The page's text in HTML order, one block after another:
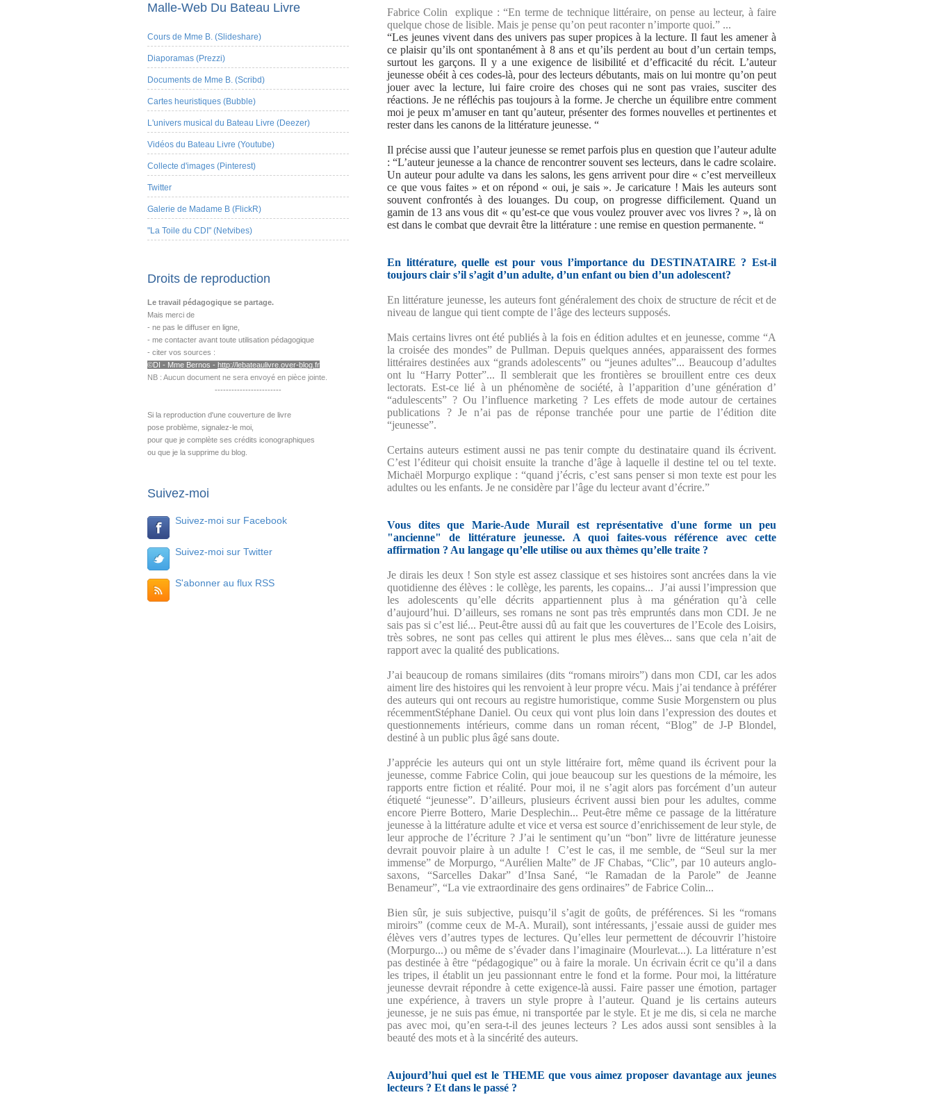
Malle-Web Du Bateau Livre
Cours de Mme B. (Slideshare)
Diaporamas (Prezzi)
Documents de Mme B. (Scribd)
Cartes heuristiques (Bubble)
L'univers musical du Bateau Livre (Deezer)
Vidéos du Bateau Livre (Youtube)
Collecte d'images (Pinterest)
Twitter
Galerie de Madame B (FlickR)
"La Toile du CDI" (Netvibes)
Droits de reproduction
Le travail pédagogique se partage.
Mais merci de
- ne pas le diffuser en ligne,
- me contacter avant toute utilisation pédagogique
- citer vos sources :
©DI - Mme Bernos - http://lebateaulivre.over-blog.fr
NB : Aucun document ne sera envoyé en pièce jointe.
------------------------
Si la reproduction d'une couverture de livre
pose problème, signalez-le moi,
pour que je complète ses crédits iconographiques
ou que je la supprime du blog.
Suivez-moi
Suivez-moi sur Facebook
Suivez-moi sur Twitter
S'abonner au flux RSS
Fabrice Colin explique : “En terme de technique littéraire, on pense au lecteur, à faire
quelque chose de lisible. Mais je pense qu’on peut raconter n’importe quoi.” ...
“Les jeunes vivent dans des univers pas super propices à la lecture. Il faut les amener à
ce plaisir qu’ils ont spontanément à 8 ans et qu’ils perdent au bout d’un certain temps,
surtout les garçons. Il y a une exigence de lisibilité et d’efficacité du récit. L’auteur
jeunesse obéit à ces codes-là, pour des lecteurs débutants, mais on lui montre qu’on peut
jouer avec la lecture, lui faire croire des choses qui ne sont pas vraies, susciter des
réactions. Je ne réfléchis pas toujours à la forme. Je cherche un équilibre entre comment
moi je peux m’amuser en tant qu’auteur, présenter des formes nouvelles et pertinentes et
rester dans les canons de la littérature jeunesse. “
Il précise aussi que l’auteur jeunesse se remet parfois plus en question que l’auteur adulte
: “L’auteur jeunesse a la chance de rencontrer souvent ses lecteurs, dans le cadre scolaire.
Un auteur pour adulte va dans les salons, les gens arrivent pour dire « c’est merveilleux
ce que vous faites » et on répond « oui, je sais ». Je caricature ! Mais les auteurs sont
souvent confrontés à des louanges. Du coup, on progresse difficilement. Quand un
gamin de 13 ans vous dit « qu’est-ce que vous voulez prouver avec vos livres ? », là on
est dans le combat que devrait être la littérature : une remise en question permanente. “
En littérature, quelle est pour vous l’importance du DESTINATAIRE ? Est-il
toujours clair s’il s’agit d’un adulte, d’un enfant ou bien d’un adolescent?
En littérature jeunesse, les auteurs font généralement des choix de structure de récit et de
niveau de langue qui tient compte de l’âge des lecteurs supposés.
Mais certains livres ont été publiés à la fois en édition adultes et en jeunesse, comme “A
la croisée des mondes” de Pullman. Depuis quelques années, apparaissent des formes
littéraires destinées aux “grands adolescents” ou “jeunes adultes”... Beaucoup d’adultes
ont lu “Harry Potter”... Il semblerait que les frontières se brouillent entre ces deux
lectorats. Est-ce lié à un phénomène de société, à l’apparition d’une génération d’
“adulescents” ? Ou l’influence marketing ? Les effets de mode autour de certaines
publications ? Je n’ai pas de réponse tranchée pour une partie de l’édition dite
“jeunesse”.
Certains auteurs estiment aussi ne pas tenir compte du destinataire quand ils écrivent.
C’est l’éditeur qui choisit ensuite la tranche d’âge à laquelle il destine tel ou tel texte.
Michaël Morpurgo explique : “quand j’écris, c’est sans penser si mon texte est pour les
adultes ou les enfants. Je ne considère par l’âge du lecteur avant d’écrire.”
Vous dites que Marie-Aude Murail est représentative d'une forme un peu
"ancienne" de littérature jeunesse. A quoi faites-vous référence avec cette
affirmation ? Au langage qu’elle utilise ou aux thèmes qu’elle traite ?
Je dirais les deux ! Son style est assez classique et ses histoires sont ancrées dans la vie
quotidienne des élèves : le collège, les parents, les copains... J’ai aussi l’impression que
les adolescents qu’elle décrits appartiennent plus à ma génération qu’à celle
d’aujourd’hui. D’ailleurs, ses romans ne sont pas très empruntés dans mon CDI. Je ne
sais pas si c’est lié... Peut-être aussi dû au fait que les couvertures de l’Ecole des Loisirs,
très sobres, ne sont pas celles qui attirent le plus mes élèves... sans que cela n’ait de
rapport avec la qualité des publications.
J’ai beaucoup de romans similaires (dits “romans miroirs”) dans mon CDI, car les ados
aiment lire des histoires qui les renvoient à leur propre vécu. Mais j’ai tendance à préférer
des auteurs qui ont recours au registre humoristique, comme Susie Morgenstern ou plus
récemmentStéphane Daniel. Ou ceux qui vont plus loin dans l’expression des doutes et
questionnements intérieurs, comme dans un roman récent, “Blog” de J-P Blondel,
destiné à un public plus âgé sans doute.
J’apprécie les auteurs qui ont un style littéraire fort, même quand ils écrivent pour la
jeunesse, comme Fabrice Colin, qui joue beaucoup sur les questions de la mémoire, les
rapports entre fiction et réalité. Pour moi, il ne s’agit alors pas forcément d’un auteur
étiqueté “jeunesse”. D’ailleurs, plusieurs écrivent aussi bien pour les adultes, comme
encore Pierre Bottero, Marie Desplechin... Peut-être même ce passage de la littérature
jeunesse à la littérature adulte et vice et versa est source d’enrichissement de leur style, de
leur approche de l’écriture ? J’ai le sentiment qu’un “bon” livre de littérature jeunesse
devrait pouvoir plaire à un adulte ! C’est le cas, il me semble, de “Seul sur la mer
immense” de Morpurgo, “Aurélien Malte” de JF Chabas, “Clic”, par 10 auteurs anglo-
saxons, “Sarcelles Dakar” d’Insa Sané, “le Ramadan de la Parole” de Jeanne
Benameur”, “La vie extraordinaire des gens ordinaires” de Fabrice Colin...
Bien sûr, je suis subjective, puisqu’il s’agit de goûts, de préférences. Si les “romans
miroirs” (comme ceux de M-A. Murail), sont intéressants, j’essaie aussi de guider mes
élèves vers d’autres types de lectures. Qu’elles leur permettent de découvrir l’histoire
(Morpurgo...) ou même de s’évader dans l’imaginaire (Mourlevat...). La littérature n’est
pas destinée à être “pédagogique” ou à faire la morale. Un écrivain écrit ce qu’il a dans
les tripes, il établit un jeu passionnant entre le fond et la forme. Pour moi, la littérature
jeunesse devrait répondre à cette exigence-là aussi. Faire passer une émotion, partager
une expérience, à travers un style propre à l’auteur. Quand je lis certains auteurs
jeunesse, je ne suis pas émue, ni transportée par le style. Et je me dis, si cela ne marche
pas avec moi, qu’en sera-t-il des jeunes lecteurs ? Les ados aussi sont sensibles à la
beauté des mots et à la sincérité des auteurs.
Aujourd’hui quel est le THEME que vous aimez proposer davantage aux jeunes
lecteurs ? Et dans le passé ?